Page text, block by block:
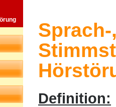
Definition: